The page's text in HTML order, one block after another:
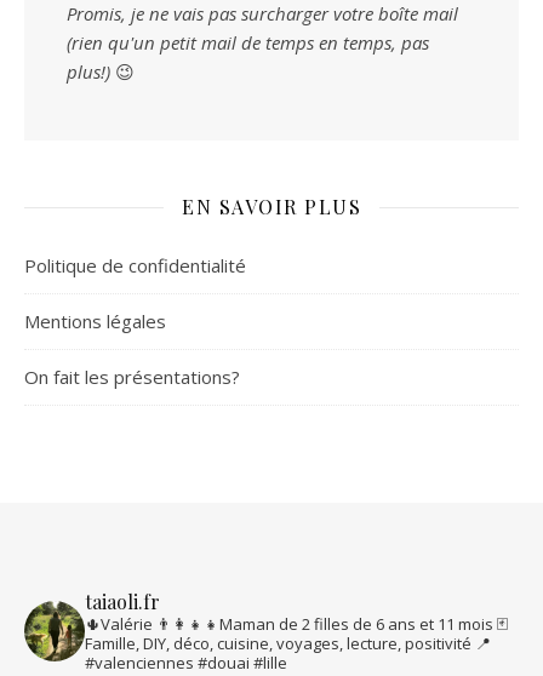
Promis, je ne vais pas surcharger votre boîte mail
(rien qu'un petit mail de temps en temps, pas
plus!) 😉
EN SAVOIR PLUS
Politique de confidentialité
Mentions légales
On fait les présentations?
taiaoli.fr
🌵Valérie 👨‍👩‍👧‍👧Maman de 2 filles de 6 ans et 11 mois 🃏
Famille, DIY, déco, cuisine, voyages, lecture, positivité 📍
#valenciennes #douai #lille